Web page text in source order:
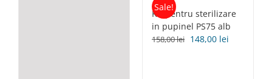
Sale!
Kit pentru sterilizare
in pupinel PS75 alb
158,00lei Prețul
148,00 lei